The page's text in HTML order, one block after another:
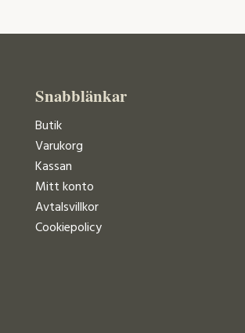
Snabblänkar
Butik
Varukorg
Kassan
Mitt konto
Avtalsvillkor
Cookiepolicy